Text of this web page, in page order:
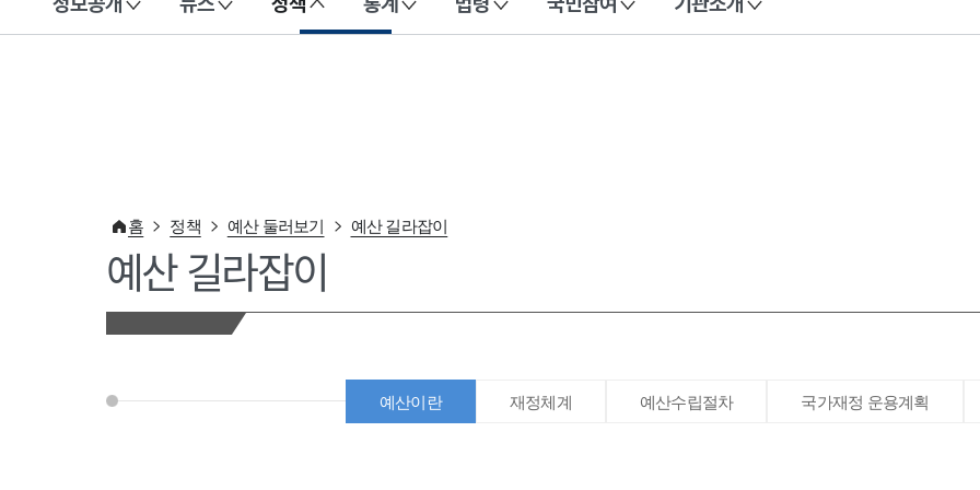
이 누리집은 대한민국 공식 전자정부 누리집입니다.
홈 정책 예산 둘러보기 예산 길라잡이
예산 길라잡이
예산이란 재정체계 예산수립절차 국가재정 운용계획